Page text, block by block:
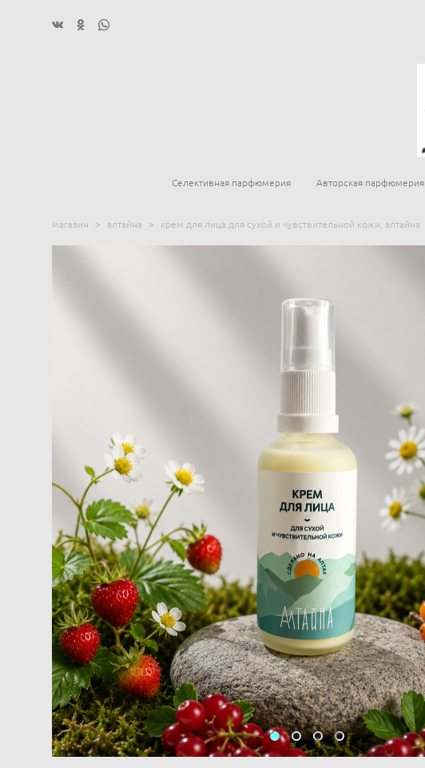
Селективная парфюмерия Авторская парфюмерия
магазин > алтайна > крем для лица для сухой и чувствительной кожи, алтайна